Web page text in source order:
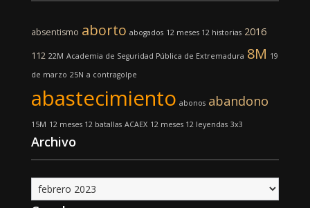
absentismo aborto abogados 12 meses 12 historias 2016
112 22M Academia de Seguridad Pública de Extremadura 8M 19
de marzo 25N a contragolpe
abastecimiento abonos abandono
15M 12 meses 12 batallas ACAEX 12 meses 12 leyendas 3x3
Archivo
Archivo